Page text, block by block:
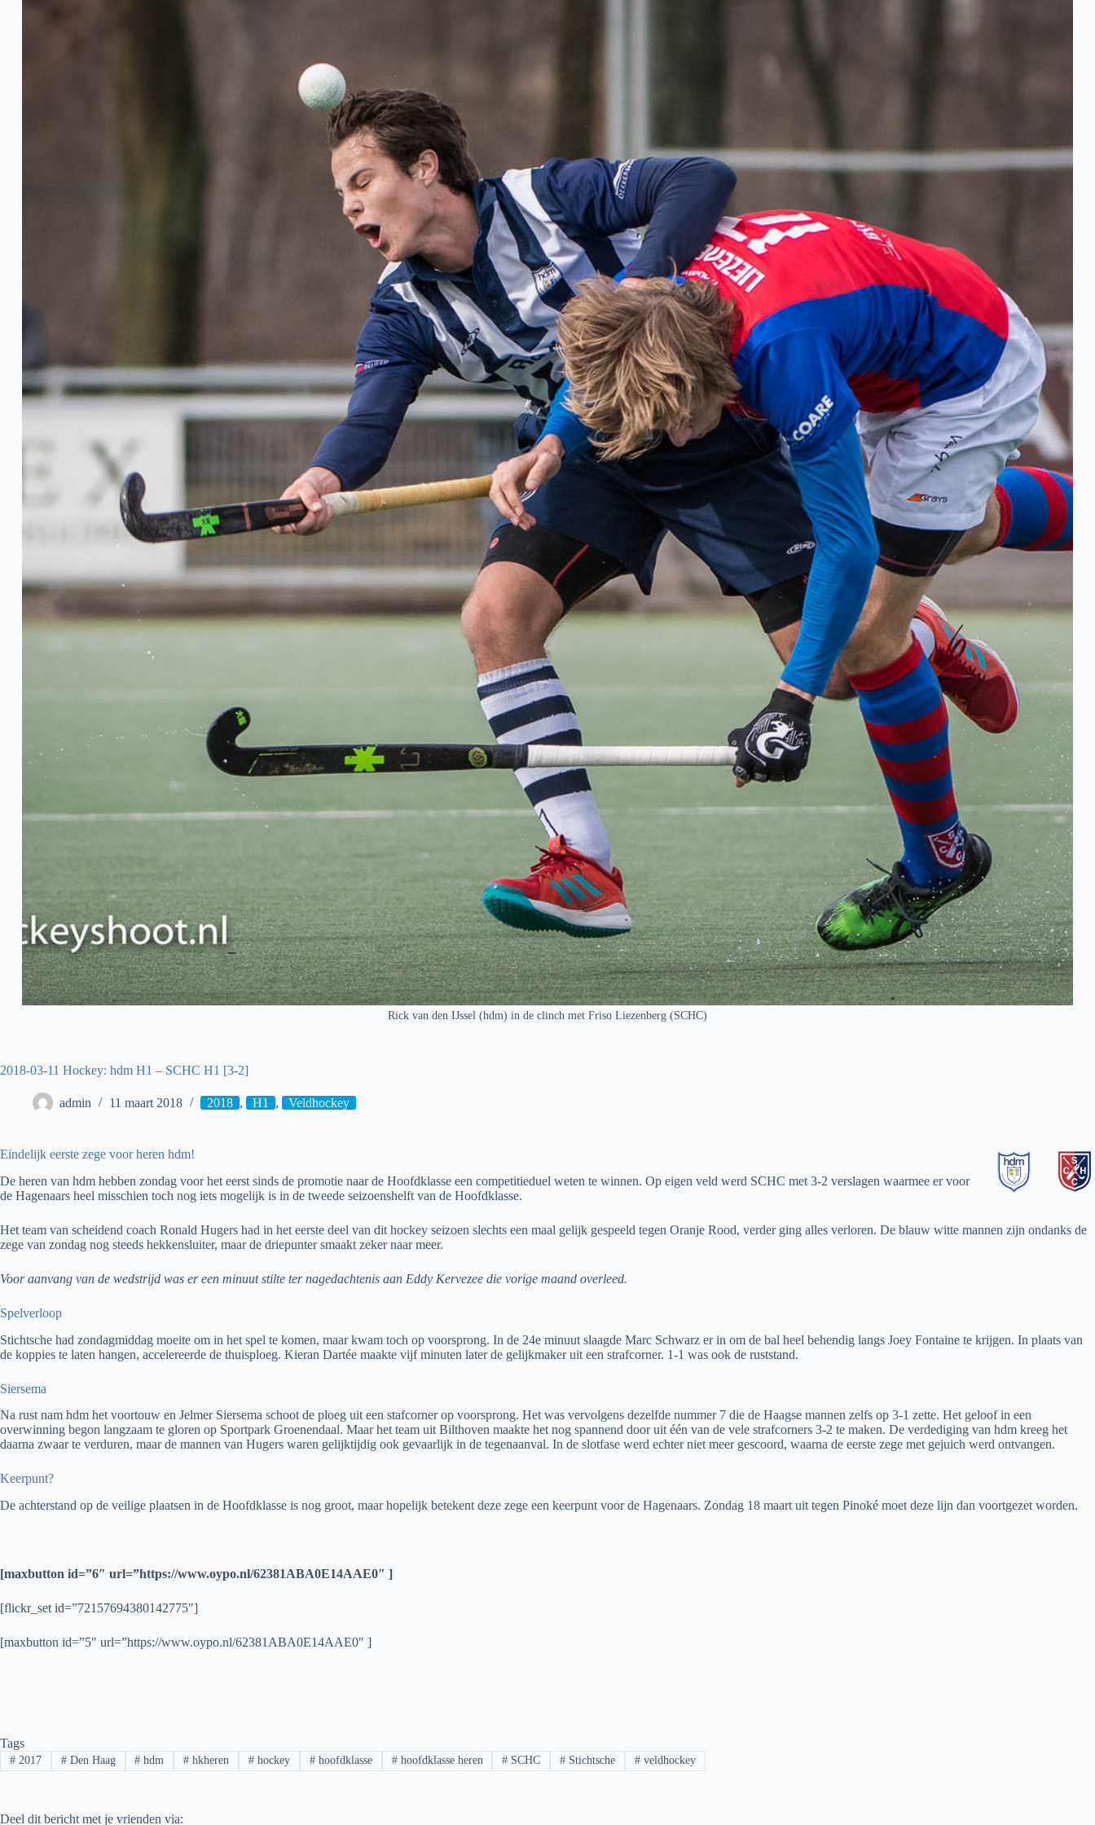
Rick van den IJssel (hdm) in de clinch met Friso Liezenberg (SCHC)
2018-03-11 Hockey: hdm H1 – SCHC H1 [3-2]
admin 11 maart 2018 2018 , H1 , Veldhockey
Eindelijk eerste zege voor heren hdm!
De heren van hdm hebben zondag voor het eerst sinds de promotie naar de Hoofdklasse een competitieduel weten te winnen. Op eigen veld werd SCHC met 3-2 verslagen waarmee er voor
de Hagenaars heel misschien toch nog iets mogelijk is in de tweede seizoenshelft van de Hoofdklasse.
Het team van scheidend coach Ronald Hugers had in het eerste deel van dit hockey seizoen slechts een maal gelijk gespeeld tegen Oranje Rood, verder ging alles verloren. De blauw witte mannen zijn ondanks de
zege van zondag nog steeds hekkensluiter, maar de driepunter smaakt zeker naar meer.
Voor aanvang van de wedstrijd was er een minuut stilte ter nagedachtenis aan Eddy Kervezee die vorige maand overleed.
Spelverloop
Stichtsche had zondagmiddag moeite om in het spel te komen, maar kwam toch op voorsprong. In de 24e minuut slaagde Marc Schwarz er in om de bal heel behendig langs Joey Fontaine te krijgen. In plaats van
de koppies te laten hangen, accelereerde de thuisploeg. Kieran Dartée maakte vijf minuten later de gelijkmaker uit een strafcorner. 1-1 was ook de ruststand.
Siersema
Na rust nam hdm het voortouw en Jelmer Siersema schoot de ploeg uit een stafcorner op voorsprong. Het was vervolgens dezelfde nummer 7 die de Haagse mannen zelfs op 3-1 zette. Het geloof in een
overwinning begon langzaam te gloren op Sportpark Groenendaal. Maar het team uit Bilthoven maakte het nog spannend door uit één van de vele strafcorners 3-2 te maken. De verdediging van hdm kreeg het
daarna zwaar te verduren, maar de mannen van Hugers waren gelijktijdig ook gevaarlijk in de tegenaanval. In de slotfase werd echter niet meer gescoord, waarna de eerste zege met gejuich werd ontvangen.
Keerpunt?
De achterstand op de veilige plaatsen in de Hoofdklasse is nog groot, maar hopelijk betekent deze zege een keerpunt voor de Hagenaars. Zondag 18 maart uit tegen Pinoké moet deze lijn dan voortgezet worden.
[maxbutton id=”6″ url=”https://www.oypo.nl/62381ABA0E14AAE0″ ]
[flickr_set id=”72157694380142775″]
[maxbutton id=”5″ url=”https://www.oypo.nl/62381ABA0E14AAE0″ ]
Tags
#2017 #Den Haag # hdm # hkheren # hockey #hoofdklasse #hoofdklasse heren # SCHC # Stichtsche #veldhockey
Deel dit bericht met je vrienden via: